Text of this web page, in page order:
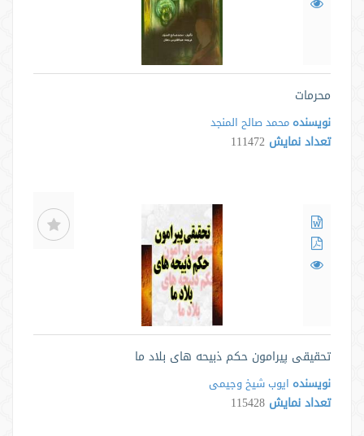
محرمات
نویسنده محمد صالح المنجد
تعداد نمایش 111472
تحقیقی پیرامون حکم ذبیحه های بلاد ما
نویسنده ایوب شیخ وجیمی
تعداد نمایش 115428